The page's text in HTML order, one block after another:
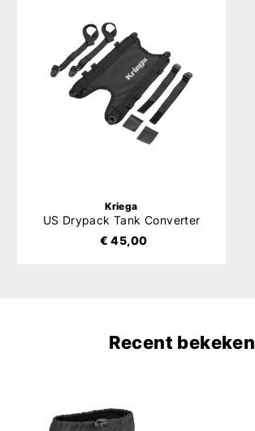
Kriega
US Drypack Tank Converter
€ 45,00
Recent bekeken